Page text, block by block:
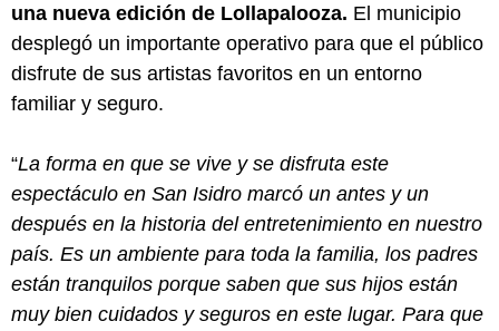
una nueva edición de Lollapalooza. El municipio
desplegó un importante operativo para que el público
disfrute de sus artistas favoritos en un entorno
familiar y seguro.
“La forma en que se vive y se disfruta este
espectáculo en San Isidro marcó un antes y un
después en la historia del entretenimiento en nuestro
país. Es un ambiente para toda la familia, los padres
están tranquilos porque saben que sus hijos están
muy bien cuidados y seguros en este lugar. Para que